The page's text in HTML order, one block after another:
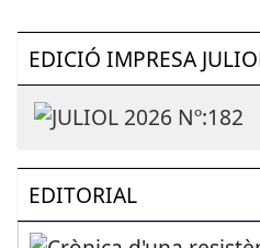
EDICIÓ IMPRESA
EDITORIAL